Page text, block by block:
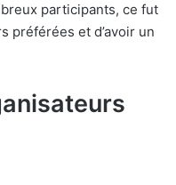
participants, ce fut
préférées et d’avoir un